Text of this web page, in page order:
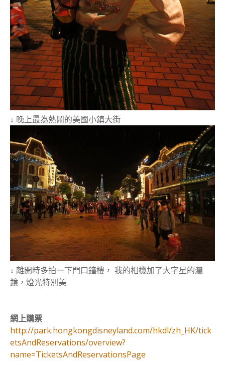
↓ 晚上最為熱鬧的美國小鎮大街
↓ 離開時多拍一下門口鐘樓， 我的相機加了大字星的灟
鏡，燈光特別美
網上購票
http://park.hongkongdisneyland.com/hkdl/zh_HK/tick
etsAndReservations/overview?
name=TicketsAndReservationsPage